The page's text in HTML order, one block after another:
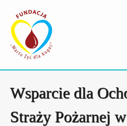
Wsparcie dla
Straży Pożarnej w